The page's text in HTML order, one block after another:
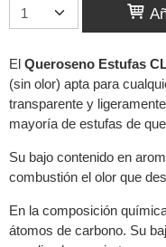
El Queroseno Estufas
(sin olor) apta para
transparente y
mayoría de estufas de
Su bajo contenido en
combustión el olor que
En la composición
átomos de carbono. Su